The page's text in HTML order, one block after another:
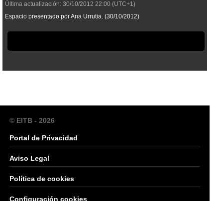
Última actualización: 30/10/2012 22:00 (UTC+1)
Espacio presentado por Ana Urrutia. (30/10/2012)
© EITB - 2026
Portal de Privacidad
Aviso Legal
Política de cookies
Configuración cookies